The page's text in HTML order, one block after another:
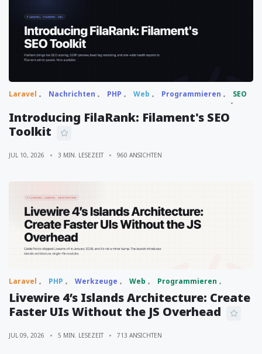
Laravel Nachrichten PHP Web Programmieren SEO
Introducing FilaRank: Filament's SEO
Toolkit
JUL 10, 2026 3 MIN. LESEZEIT 960 ANSICHTEN
Laravel PHP Werkzeuge Web Programmieren
Livewire 4’s Islands Architecture: Create
Faster UIs Without the JS Overhead
JUL 09, 2026 5 MIN. LESEZEIT 713 ANSICHTEN